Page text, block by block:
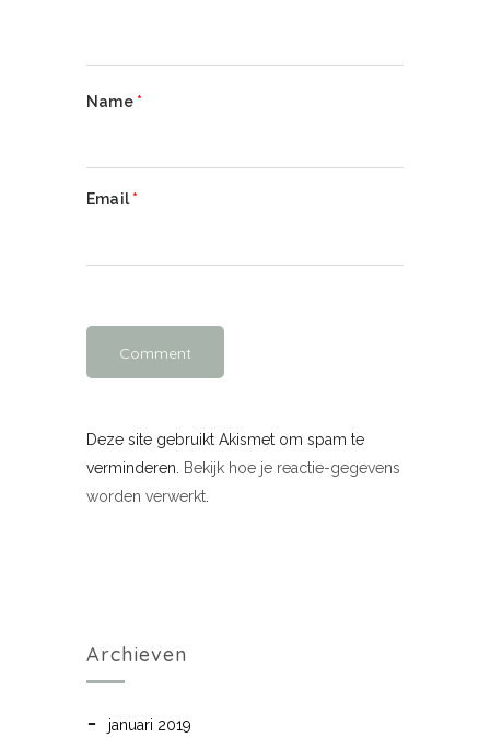
Name *
Email *
Deze site gebruikt Akismet om spam te
verminderen.
Bekijk hoe je reactie-gegevens
worden verwerkt
Archieven
januari 2019